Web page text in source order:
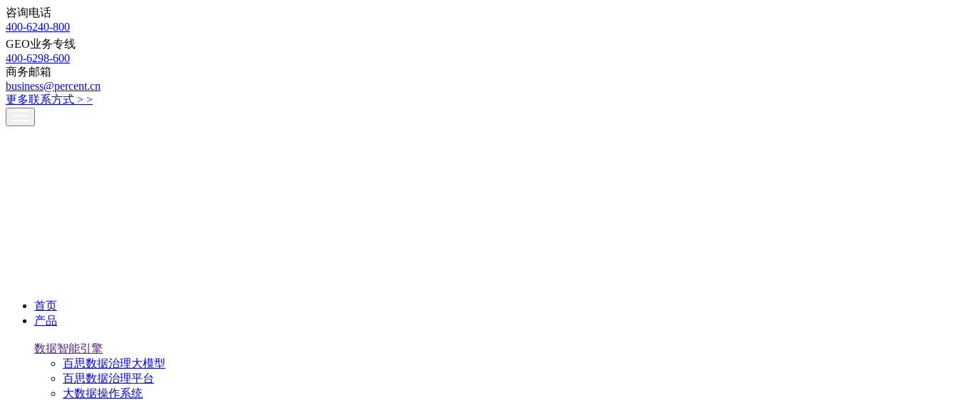
咨询电话
400-6240-800
GEO业务专线
400-6298-600
商务邮箱
business@percent.cn
更多联系方式 > >
首页
产品
数据智能引擎
百思数据治理大模型
百思数据治理平台
大数据操作系统